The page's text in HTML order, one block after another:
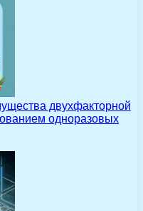
двухфакторной
одноразовых